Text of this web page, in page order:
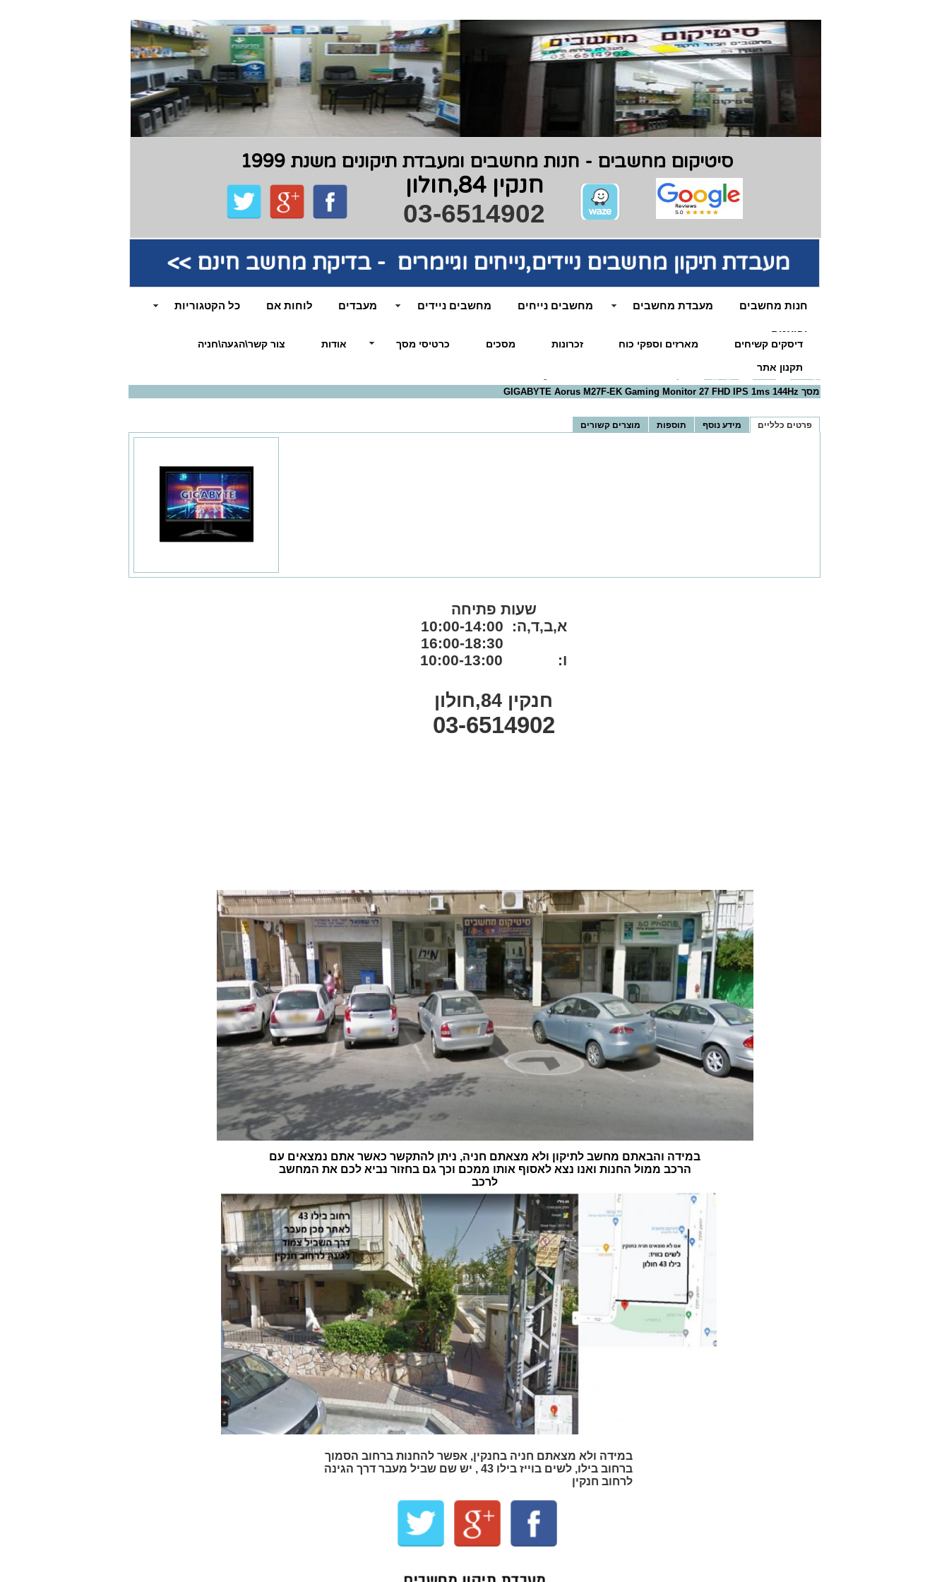
חנות מחשבים מעבדת מחשבים מחשבים נייחים מחשבים ניידים מעבדים לוחות אם כל הקטגוריות
יבואנים
דיסקים קשיחים מארזים וספקי כוח זכרונות מסכים כרטיסי מסך אודות צור קשר\הגעה\חניה
תקנון אתר
סיטיקום מחשבים - חנות מחשבים ומעבדת תיקונים משנת 1999
חנקין 84,חולון
03-6514902
מעבדת תיקון מחשביםניידים,נייחים וגיימרים - בדיקת מחשב חינם >>
דף הבית >>
מסך GIGABYTE Aorus M27F-EK Gaming Monitor 27 FHD IPS 1ms 144Hz
פרטים כלליים מידע נוסף תוספות מוצרים קשורים
במידה והבאתם מחשב לתיקון ולא מצאתם חניה, ניתן להתקשר כאשר אתם נמצאים עם
הרכב ממול החנות ואנו נצא לאסוף אותו ממכם וכך גם בחזור נביא לכם את המחשב
לרכב
במידה ולא מצאתם חניה בחנקין, אפשר להחנות ברחוב הסמוך
ברחוב בילו, לשים בוייז בילו 43 , יש שם שביל מעבר דרך הגינה
לרחוב חנקין
שעות פתיחה
א,ב,ד,ה: 10:00-14:00
ו: 10:00-13:00
חנקין 84,חולון
03-6514902